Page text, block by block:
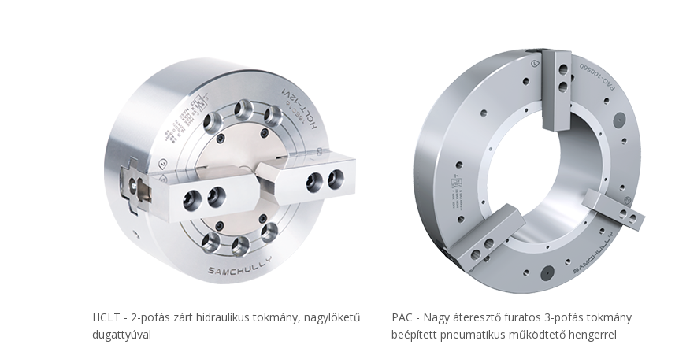
HCLT - 2-pofás zárt hidraulikus tokmány, nagylöketű
dugattyúval
PAC - Nagy áteresztő furatos 3-pofás tokmány
beépített pneumatikus működtető hengerrel